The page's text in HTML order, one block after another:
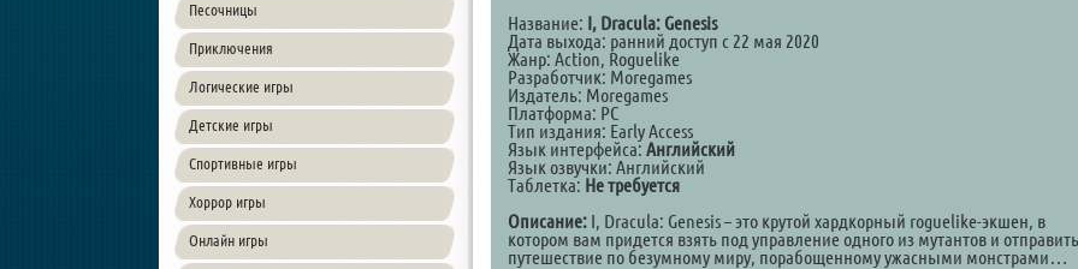
Песочницы
Приключения
Логические игры
Детские игры
Спортивные игры
Хоррор игры
Онлайн игры
Название: I, Dracula: Genesis
Дата выхода: ранний доступ с 22 мая 2020
Жанр: Action, Roguelike
Разработчик: Moregames
Издатель: Moregames
Платформа: PC
Тип издания: Early Access
Язык интерфейса: Английский
Язык озвучки: Английский
Таблетка: Не требуется
Описание: I, Dracula: Genesis – это крутой хардкорный roguelike-экшен, в
котором вам придется взять под управление одного из мутантов и
путешествие по безумному миру, порабощенному ужасными монстрами…